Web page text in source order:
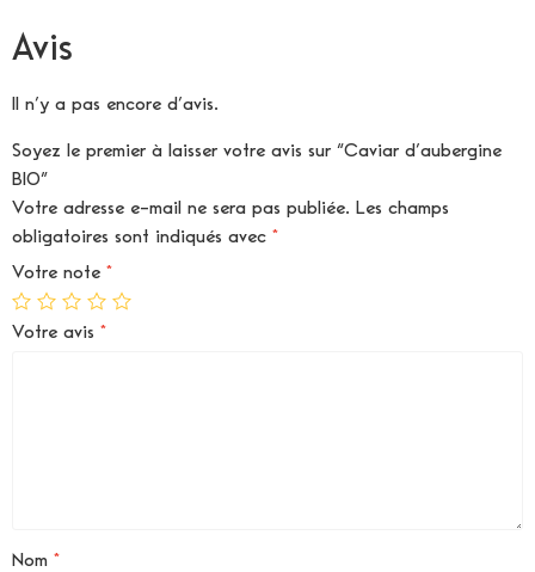
Avis
Il n’y a pas encore d’avis.
Soyez le premier à laisser votre avis sur “Caviar d’aubergine
BIO”
Votre adresse e-mail ne sera pas publiée. Les champs
obligatoires sont indiqués avec *
Votre note *
Votre avis *
Nom *